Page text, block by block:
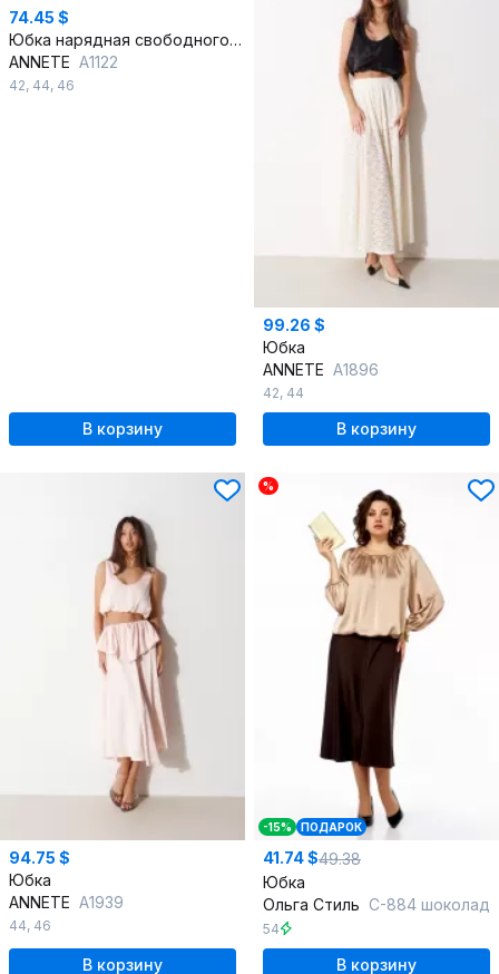
74.45 $
Юбка нарядная свободного кроя из трикотажа
ANNETE A1122
42, 44, 46
В корзину
99.26 $
Юбка
ANNETE A1896
42, 44
В корзину
94.75 $
Юбка
ANNETE A1939
44, 46
В корзину
%
-15% ПОДАРОК
41.74 $49.38
Юбка
Ольга Стиль С-884 шоколад
54
В корзину